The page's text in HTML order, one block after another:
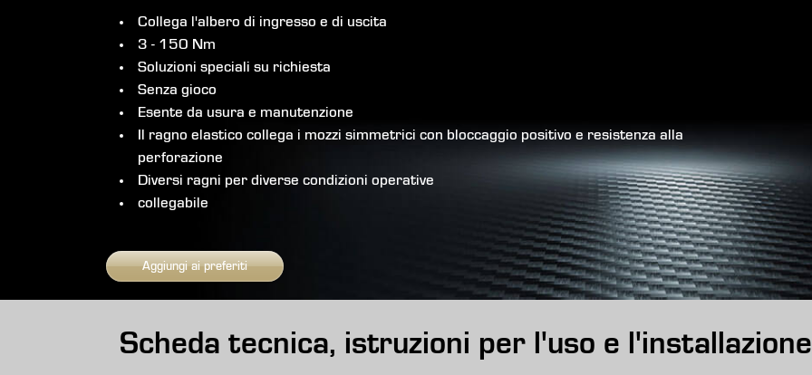
Collega l'albero di ingresso e di uscita
3 - 150 Nm
Soluzioni speciali su richiesta
Senza gioco
Esente da usura e manutenzione
Il ragno elastico collega i mozzi simmetrici con bloccaggio positivo e resistenza alla
perforazione
Diversi ragni per diverse condizioni operative
collegabile
Aggiungi ai preferiti
Scheda tecnica, istruzioni per l'uso e l'installazione